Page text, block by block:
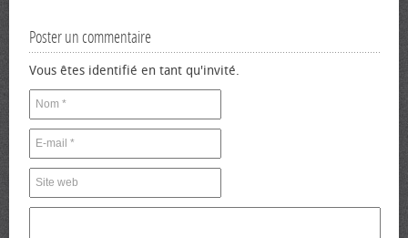
Poster un commentaire
Vous êtes identifié en tant qu'invité.